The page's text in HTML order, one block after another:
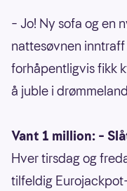
– Jo! Ny sofa og en
nattesøvnen
forhåpentligvis fikk
å juble i
Vant 1 million: –
Hver tirsdag og
tilfeldig